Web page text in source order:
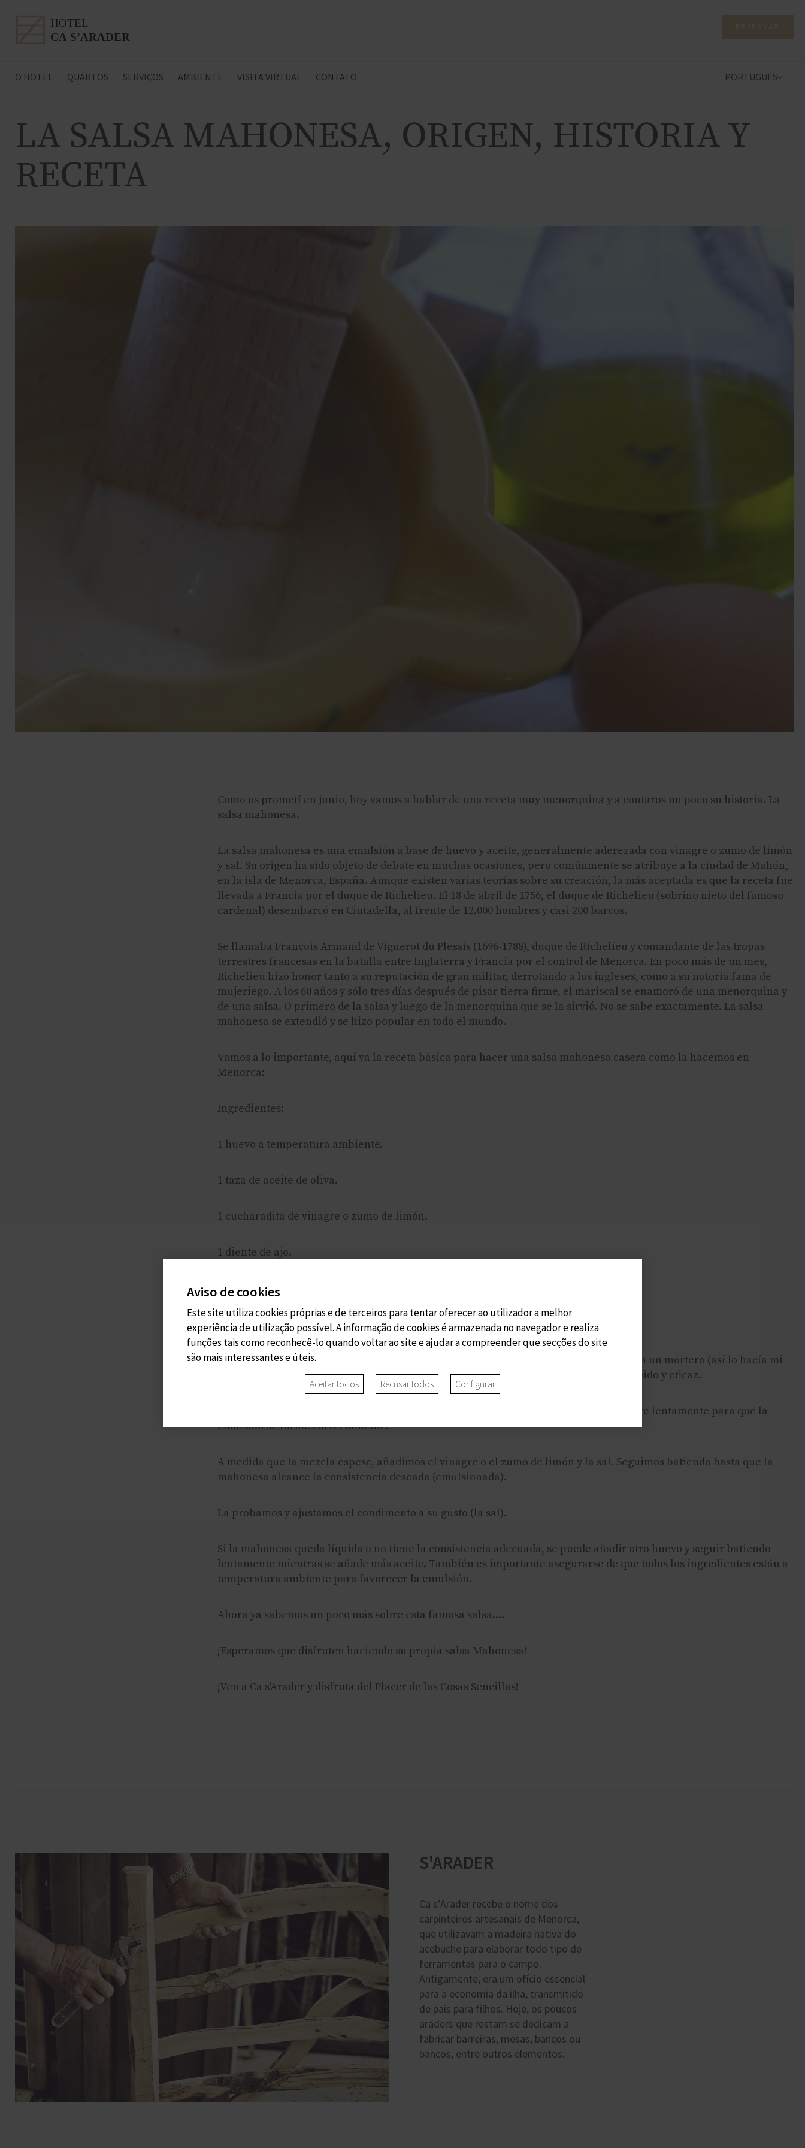
O HOTEL QUARTOS SERVIÇOS AMBIENTE VISITA VIRTUAL CONTATO PORTUGUÊS
LA SALSA MAHONESA, ORIGEN, HISTORIA Y
RECETA
Como os prometí en junio, hoy vamos a hablar de una receta muy menorquina y a contaros un poco su historia. La
salsa mahonesa.
La salsa mahonesa es una emulsión a base de huevo y aceite, generalmente aderezada con vinagre o zumo de limón
y sal. Su origen ha sido objeto de debate en muchas ocasiones, pero comúnmente se atribuye a la ciudad de Mahón,
en la isla de Menorca, España. Aunque existen varias teorías sobre su creación, la más aceptada es que la receta fue
llevada a Francia por el duque de Richelieu. El 18 de abril de 1756, el duque de Richelieu (sobrino nieto del famoso
cardenal) desembarcó en Ciutadella, al frente de 12.000 hombres y casi 200 barcos.
Se llamaba François Armand de Vignerot du Plessis (1696-1788), duque de Richelieu y comandante de las tropas
terrestres francesas en la batalla entre Inglaterra y Francia por el control de Menorca. En poco más de un mes,
Richelieu hizo honor tanto a su reputación de gran militar, derrotando a los ingleses, como a su notoria fama de
mujeriego. A los 60 años y sólo tres días después de pisar tierra firme, el mariscal se enamoró de una menorquina y
de una salsa. O primero de la salsa y luego de la menorquina que se la sirvió. No se sabe exactamente. La salsa
mahonesa se extendió y se hizo popular en todo el mundo.
Vamos a lo importante, aquí va la receta básica para hacer una salsa mahonesa casera como la hacemos en
Menorca:
Ingredientes:
1 huevo a temperatura ambiente.
1 taza de aceite de oliva.
1 cucharadita de vinagre o zumo de limón.
1 diente de ajo.
Sal al gusto.
Cómo hacerlo:
En un bol batir el huevo hasta que esté bien batido, antiguamente se hacía a mano con un mortero (así lo hacía mi
abuela, na Maria de Ca s'Arader), hoy en día es mejor hacerlo con batidora, es más rápido y eficaz.
Seguir añadiendo el aceite poco a poco sin dejar de batir. Es importante verter el aceite lentamente para que la
emulsión se forme correctamente.
A medida que la mezcla espese, añadimos el vinagre o el zumo de limón y la sal. Seguimos batiendo hasta que la
mahonesa alcance la consistencia deseada (emulsionada).
La probamos y ajustamos el condimento a su gusto (la sal).
Si la mahonesa queda líquida o no tiene la consistencia adecuada, se puede añadir otro huevo y seguir batiendo
lentamente mientras se añade más aceite. También es importante asegurarse de que todos los ingredientes están a
temperatura ambiente para favorecer la emulsión.
Ahora ya sabemos un poco más sobre esta famosa salsa....
¡Esperamos que disfruten haciendo su propia salsa Mahonesa!
¡Ven a Ca s'Arader y disfruta del Placer de las Cosas Sencillas!
S'ARADER
Ca s’Arader recebe o nome dos
carpinteiros artesanais de Menorca,
que utilizavam a madeira nativa do
acebuche para elaborar todo tipo de
ferramentas para o campo.
Antigamente, era um ofício essencial
para a economia da ilha, transmitido
de pais para filhos. Hoje, os poucos
araders que restam se dedicam a
fabricar barreiras, mesas, bancos ou
bancos, entre outros elementos.
Aviso de cookies
Este site utiliza cookies próprias e de terceiros para tentar oferecer ao utilizador a melhor
experiência de utilização possível. A informação de cookies é armazenada no navegador e realiza
funções tais como reconhecê-lo quando voltar ao site e ajudar a compreender que secções do site
são mais interessantes e úteis.
Aceitar todos Recusar todos Configurar